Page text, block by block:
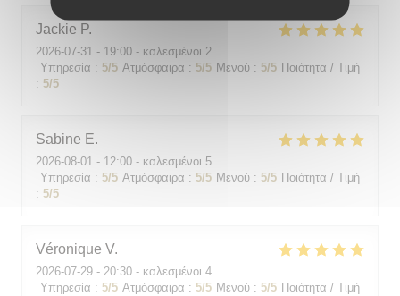
Jackie P
2026-07-31 - 19:00 - καλεσμένοι 2
Υπηρεσία : 5/5 Ατμόσφαιρα : 5/5 Μενού : 5/5 Ποιότητα / Τιμή
: 5/5
Sabine E
2026-08-01 - 12:00 - καλεσμένοι 5
Υπηρεσία : 5/5 Ατμόσφαιρα : 5/5 Μενού : 5/5 Ποιότητα / Τιμή
: 5/5
Véronique V
2026-07-29 - 20:30 - καλεσμένοι 4
Υπηρεσία : 5/5 Ατμόσφαιρα : 5/5 Μενού : 5/5 Ποιότητα / Τιμή